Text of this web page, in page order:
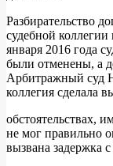
Разбирательство
судебной
января 2016 года
были отменены, а
Арбитражный суд
коллегия сделала
обстоятельствах,
не мог правильно
вызвана задержка